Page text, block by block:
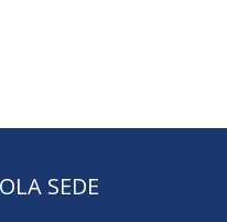
SEDE